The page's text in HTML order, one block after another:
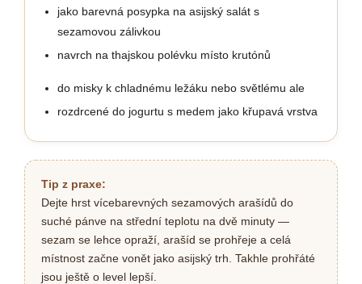
jako barevná posypka na asijský salát s
sezamovou zálivkou
navrch na thajskou polévku místo krutónů
do misky k chladnému ležáku nebo světlému ale
rozdrcené do jogurtu s medem jako křupavá vrstva
Tip z praxe:
Dejte hrst vícebarevných sezamových arašídů do
suché pánve na střední teplotu na dvě minuty —
sezam se lehce opraží, arašíd se prohřeje a celá
místnost začne vonět jako asijský trh. Takhle prohřáté
jsou ještě o level lepší.